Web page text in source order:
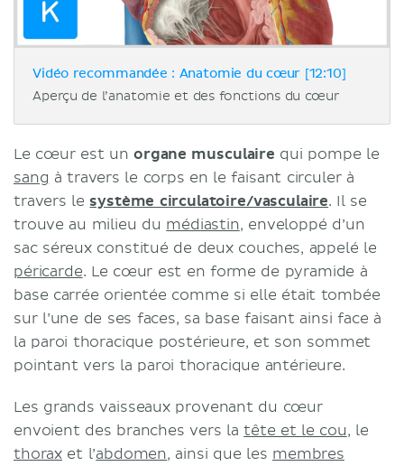
Vidéo recommandée : Anatomie du cœur [12:10]
Aperçu de l’anatomie et des fonctions du cœur
Le cœur est un organe musculaire qui pompe le
sang à travers le corps en le faisant circuler à
travers le système circulatoire/vasculaire. Il se
trouve au milieu du médiastin, enveloppé d’un
sac séreux constitué de deux couches, appelé le
péricarde. Le cœur est en forme de pyramide à
base carrée orientée comme si elle était tombée
sur l’une de ses faces, sa base faisant ainsi face à
la paroi thoracique postérieure, et son sommet
pointant vers la paroi thoracique antérieure.
Les grands vaisseaux provenant du cœur
envoient des branches vers latête et le cou, le
thorax et l’abdomen, ainsi que les membres